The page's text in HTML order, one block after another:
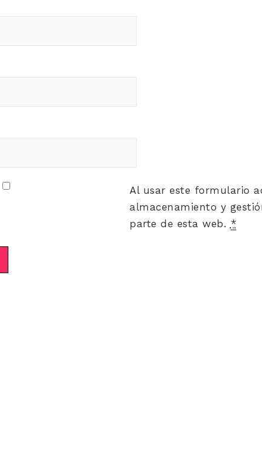
Al usar este formulario
almacenamiento y
parte de esta web. *